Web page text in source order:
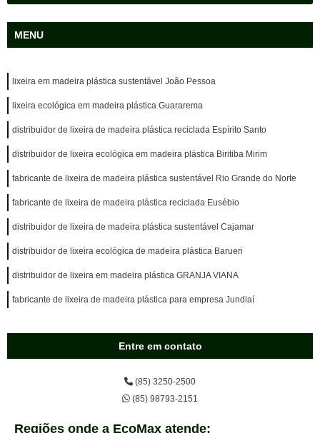
MENU
lixeira em madeira plástica sustentável João Pessoa
lixeira ecológica em madeira plástica Guararema
distribuidor de lixeira de madeira plástica reciclada Espírito Santo
distribuidor de lixeira ecológica em madeira plástica Biritiba Mirim
fabricante de lixeira de madeira plástica sustentável Rio Grande do Norte
fabricante de lixeira de madeira plástica reciclada Eusébio
distribuidor de lixeira de madeira plástica sustentável Cajamar
distribuidor de lixeira ecológica de madeira plástica Barueri
distribuidor de lixeira em madeira plástica GRANJA VIANA
fabricante de lixeira de madeira plástica para empresa Jundiaí
Entre em contato
(85) 3250-2500
(85) 98793-2151
Regiões onde a EcoMax atende: